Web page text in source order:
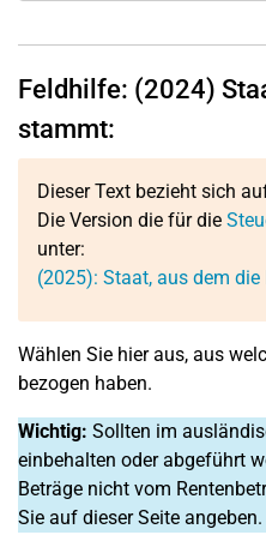
Feldhilfe: (2024)
stammt:
Dieser Text bezieht sich
Die Version die für die
unter:
(2025): Staat, aus dem
Wählen Sie hier aus, aus
bezogen haben.
Wichtig: Sollten im
einbehalten oder abgeführt
Beträge nicht vom
Sie auf dieser Seite angeben.